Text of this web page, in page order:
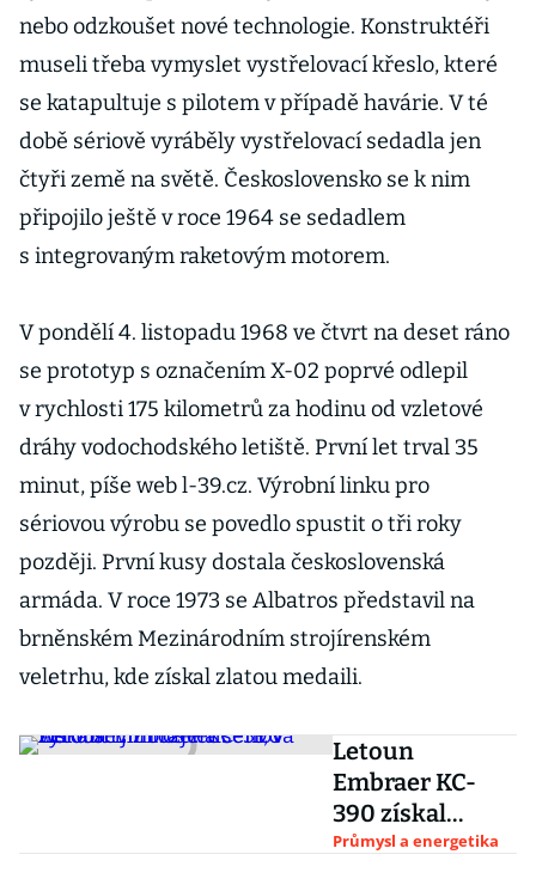
nebo odzkoušet nové technologie. Konstruktéři
museli třeba vymyslet vystřelovací křeslo, které
se katapultuje s pilotem v případě havárie. V té
době sériově vyráběly vystřelovací sedadla jen
čtyři země na světě. Československo se k nim
připojilo ještě v roce 1964 se sedadlem
s integrovaným raketovým motorem.
V pondělí 4. listopadu 1968 ve čtvrt na deset ráno
se prototyp s označením X-02 poprvé odlepil
v rychlosti 175 kilometrů za hodinu od vzletové
dráhy vodochodského letiště. První let trval 35
minut, píše web l-39.cz. Výrobní linku pro
sériovou výrobu se povedlo spustit o tři roky
později. První kusy dostala československá
armáda. V roce 1973 se Albatros představil na
brněnském Mezinárodním strojírenském
veletrhu, kde získal zlatou medaili.
Letoun
Embraer KC-
390 získal
civilní
Průmysl a energetika